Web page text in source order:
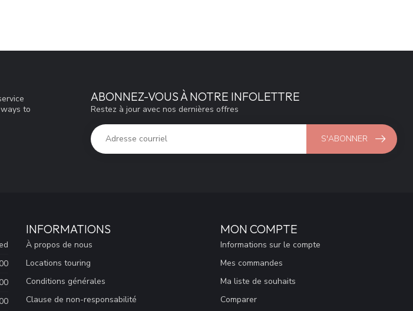
to
ABONNEZ-VOUS À NOTRE INFOLETTRE
Restez à jour avec nos dernières offres
S'ABONNER
INFORMATIONS
À propos de nous
Locations touring
Conditions générales
Clause de non-responsabilité
MON COMPTE
Informations sur le compte
Mes commandes
Ma liste de souhaits
Comparer